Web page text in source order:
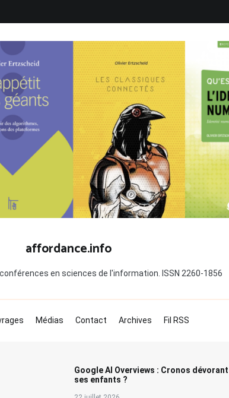
affordance.info
en sciences de l'information. ISSN 2260-1856
Médias Contact Archives Fil RSS
Google AI Overviews : Cronos dévorant
ses enfants ?